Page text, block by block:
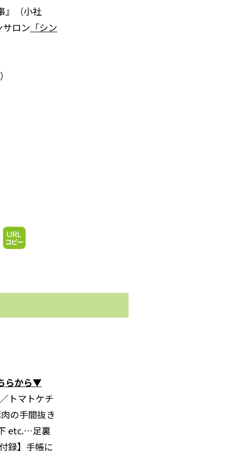
』（小社
ロン 「シン
らから▼
トマトケチ
の手間抜き
etc.…足裏
録】手帳に